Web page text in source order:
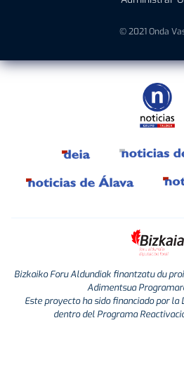
© 2021 Onda
Bizkaiko Foru Aldundiak finantzatu du
Adimentsua
Este proyecto ha sido financiado por la
dentro del Programa